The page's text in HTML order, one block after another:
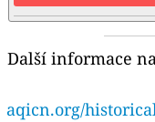
Další informace
aqicn.org/